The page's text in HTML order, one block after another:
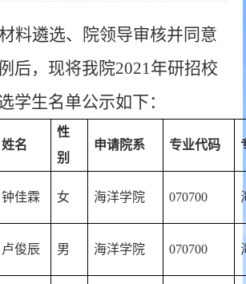
料遴选、院领导审核并同意
后，现将我院2021年研招校
学生名单公示如下：
姓名
性
别
申请院系 专业代码
钟佳霖 女 海洋学院 070700
卢俊辰 男 海洋学院 070700